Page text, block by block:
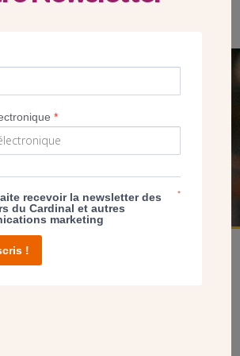
Billancourt. Janvier 2023. (GF/CDC)
DON
D’AGIR
FAIRE UN DON
*
recevoir la newsletter des
du Cardinal et autres
marketing
*
!